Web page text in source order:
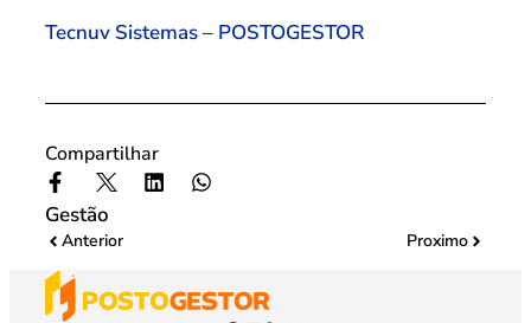
Tecnuv Sistemas – POSTOGESTOR
Compartilhar
Gestão
Anterior Proximo